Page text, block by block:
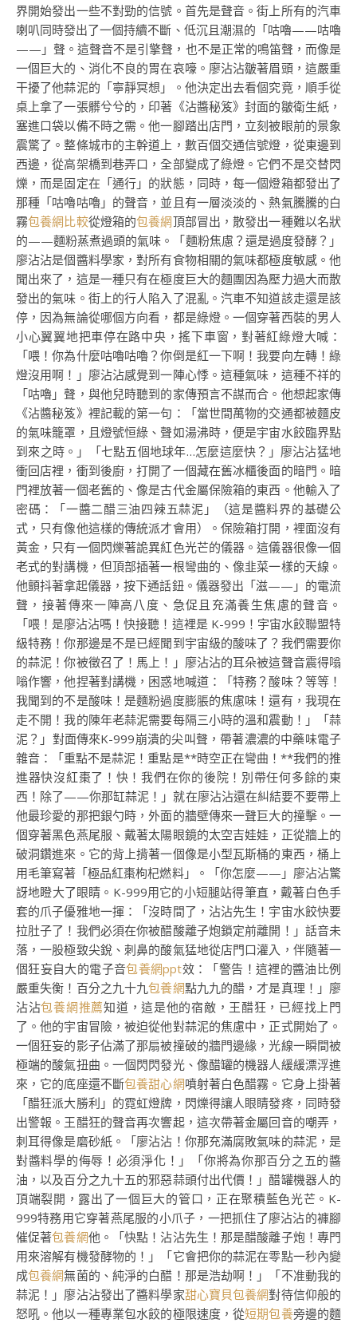
界開始發出一些不對勁的信號。首先是聲音。街上所有的汽車
喇叭同時發出了一個持續不斷、低沉且潮濕的「咕嚕——咕嚕
——」聲。這聲音不是引擎聲，也不是正常的鳴笛聲，而像是
一個巨大的、消化不良的胃在哀嚎。廖沾沾皺著眉頭，這嚴重
干擾了他蒜泥的「寧靜冥想」。他決定出去看個究竟，順手從
桌上拿了一張髒兮兮的，印著《沾醬秘笈》封面的皺衛生紙，
塞進口袋以備不時之需。他一腳踏出店門，立刻被眼前的景象
震驚了。整條城市的主幹道上，數百個交通信號燈，從東邊到
西邊，從高架橋到巷弄口，全部變成了綠燈。它們不是交替閃
爍，而是固定在「通行」的狀態，同時，每一個燈箱都發出了
那種「咕嚕咕嚕」的聲音，並且有一層淡淡的、熱氣騰騰的白
霧包養網比較從燈箱的包養網頂部冒出，散發出一種難以名狀
的——麵粉蒸煮過頭的氣味。「麵粉焦慮？還是過度發酵？」
廖沾沾是個醬料學家，對所有食物相關的氣味都極度敏感。他
聞出來了，這是一種只有在極度巨大的麵團因為壓力過大而散
發出的氣味。街上的行人陷入了混亂。汽車不知道該走還是該
停，因為無論從哪個方向看，都是綠燈。一個穿著西裝的男人
小心翼翼地把車停在路中央，搖下車窗，對著紅綠燈大喊：
「喂！你為什麼咕嚕咕嚕？你倒是紅一下啊！我要向左轉！綠
燈沒用啊！」廖沾沾感覺到一陣心悸。這種氣味，這種不祥的
「咕嚕」聲，與他兒時聽到的家傳預言不謀而合。他想起家傳
《沾醬秘笈》裡記載的第一句：「當世間萬物的交通都被麵皮
的氣味籠罩，且燈號恒綠、聲如湯沸時，便是宇宙水餃臨界點
到來之時。」「七點五個地球年…怎麼這麼快？」廖沾沾猛地
衝回店裡，衝到後廚，打開了一個藏在舊冰櫃後面的暗門。暗
門裡放著一個老舊的、像是古代金屬保險箱的東西。他輸入了
密碼：「一醬二醋三油四辣五蒜泥」（這是醬料界的基礎公
式，只有像他這樣的傳統派才會用）。保險箱打開，裡面沒有
黃金，只有一個閃爍著詭異紅色光芒的儀器。這儀器很像一個
老式的對講機，但頂部插著一根彎曲的、像韭菜一樣的天線。
他顫抖著拿起儀器，按下通話鈕。儀器發出「滋——」的電流
聲，接著傳來一陣高八度、急促且充滿養生焦慮的聲音。
「喂！是廖沾沾嗎！快接聽！這裡是 K-999！宇宙水餃聯盟特
級特務！你那邊是不是已經聞到宇宙級的酸味了？我們需要你
的蒜泥！你被徵召了！馬上！」廖沾沾的耳朵被這聲音震得嗡
嗡作響，他捏著對講機，困惑地喊道：「特務？酸味？等等！
我聞到的不是酸味！是麵粉過度膨脹的焦慮味！還有，我現在
走不開！我的陳年老蒜泥需要每隔三小時的溫和震動！」「蒜
泥？」對面傳來K-999崩潰的尖叫聲，帶著濃濃的中藥味電子
雜音：「重點不是蒜泥！重點是**時空正在彎曲！**我們的推
進器快沒紅棗了！快！我們在你的後院！別帶任何多餘的東
西！除了——你那缸蒜泥！」就在廖沾沾還在糾結要不要帶上
他最珍愛的那把銀勺時，外面的牆壁傳來一聲巨大的撞擊。一
個穿著黑色燕尾服、戴著太陽眼鏡的太空吉娃娃，正從牆上的
破洞鑽進來。它的背上揹著一個像是小型瓦斯桶的東西，桶上
用毛筆寫著「極品紅棗枸杞燃料」。「你怎麼——」廖沾沾驚
訝地瞪大了眼睛。K-999用它的小短腿站得筆直，戴著白色手
套的爪子優雅地一揮：「沒時間了，沾沾先生！宇宙水餃快要
拉肚子了！我們必須在你被醋酸離子炮鎖定前離開！」話音未
落，一股極致尖銳、刺鼻的酸氣猛地從店門口灌入，伴隨著一
個狂妄自大的電子音包養網ppt效：「警告！這裡的醬油比例
嚴重失衡！百分之九十九包養網點九九的醋，才是真理！」廖
沾沾包養網推薦知道，這是他的宿敵，王醋狂，已經找上門
了。他的宇宙冒險，被迫從他對蒜泥的焦慮中，正式開始了。
一個狂妄的影子佔滿了那扇被撞破的牆門邊緣，光線一瞬間被
極端的酸氣扭曲。一個閃閃發光、像醋罐的機器人緩緩漂浮進
來，它的底座還不斷包養甜心網噴射著白色醋霧。它身上掛著
「醋狂派大勝利」的霓虹燈牌，閃爍得讓人眼睛發疼，同時發
出警報。王醋狂的聲音再次響起，這次帶著金屬回音的嘲弄，
刺耳得像是磨砂紙。「廖沾沾！你那充滿腐敗氣味的蒜泥，是
對醬料學的侮辱！必須淨化！」「你將為你那百分之五的醬
油，以及百分之九十五的邪惡蒜頭付出代價！」醋罐機器人的
頂端裂開，露出了一個巨大的管口，正在聚積藍色光芒。K-
999特務用它穿著燕尾服的小爪子，一把抓住了廖沾沾的褲腳
催促著包養網他。「快點！沾沾先生！那是醋酸離子炮！專門
用來溶解有機發酵物的！」「它會把你的蒜泥在零點一秒內變
成包養網無菌的、純淨的白醋！那是浩劫啊！」「不准動我的
蒜泥！」廖沾沾發出了醬料學家甜心寶貝包養網對待信仰般的
怒吼。他以一種專業包水餃的極限速度，從短期包養旁邊的麵